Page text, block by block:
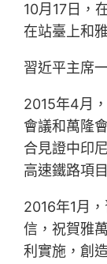
10月17日，
在站臺上和
習近平主席
2015年4月
會議和萬隆
合見證中印
高速鐵路項
2016年1月
信，祝賀雅
利實施，創